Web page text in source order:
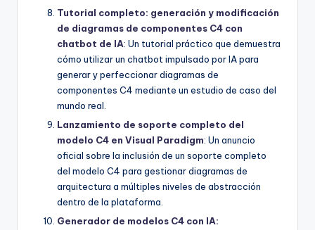
Tutorial completo: generación y modificación
de diagramas de componentes C4 con
chatbot de IA: Un tutorial práctico que demuestra
cómo utilizar un chatbot impulsado por IA para
generar y perfeccionar diagramas de
componentes C4 mediante un estudio de caso del
mundo real.
Lanzamiento de soporte completo del
modelo C4 en Visual Paradigm: Un anuncio
oficial sobre la inclusión de un soporte completo
del modelo C4 para gestionar diagramas de
arquitectura a múltiples niveles de abstracción
dentro de la plataforma.
Generador de modelos C4 con IA: